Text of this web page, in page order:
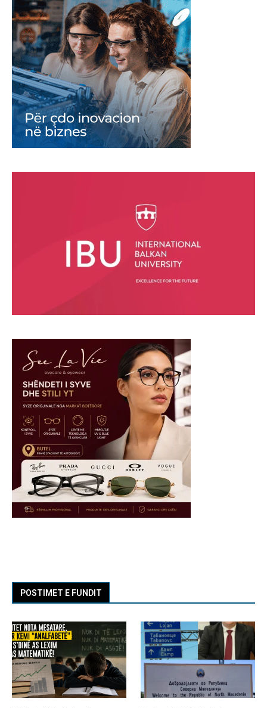
POSTIMET E FUNDIT